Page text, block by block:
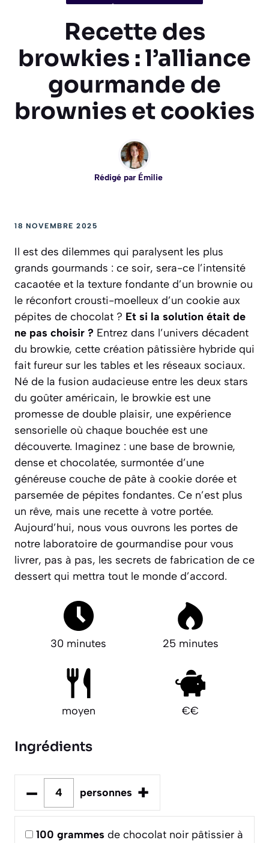
Recette des
browkies : l’alliance
gourmande de
brownies et cookies
Rédigé par Émilie
18 NOVEMBRE 2025
Il est des dilemmes qui paralysent les plus
grands gourmands : ce soir, sera-ce l’intensité
cacaotée et la texture fondante d’un brownie ou
le réconfort crousti-moelleux d’un cookie aux
pépites de chocolat ? Et si la solution était de
ne pas choisir ? Entrez dans l’univers décadent
du browkie, cette création pâtissière hybride qui
fait fureur sur les tables et les réseaux sociaux.
Né de la fusion audacieuse entre les deux stars
du goûter américain, le browkie est une
promesse de double plaisir, une expérience
sensorielle où chaque bouchée est une
découverte. Imaginez : une base de brownie,
dense et chocolatée, surmontée d’une
généreuse couche de pâte à cookie dorée et
parsemée de pépites fondantes. Ce n’est plus
un rêve, mais une recette à votre portée.
Aujourd’hui, nous vous ouvrons les portes de
notre laboratoire de gourmandise pour vous
livrer, pas à pas, les secrets de fabrication de ce
dessert qui mettra tout le monde d’accord.
30 minutes 25 minutes
moyen €€
Ingrédients
– personnes +
100 grammes de chocolat noir pâtissier à